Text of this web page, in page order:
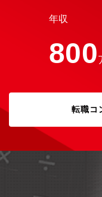
チーム編成をしていま
給の実現を目指してい
し、地域に根差した電
門”としてお客さまと
安定的な電力供給を実
社での多様な経験を踏
とで、お客さま・地域
年収
800
転職コ